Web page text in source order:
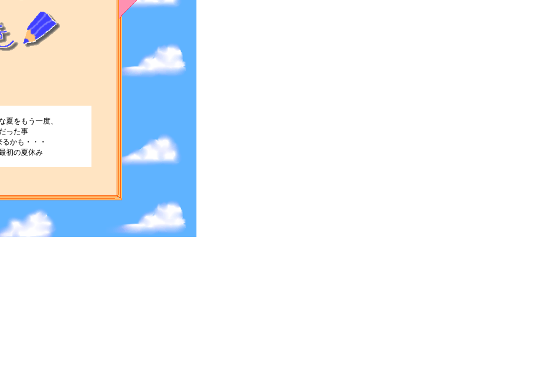
夏をもう一度、
った事
かも・・・
初の夏休み